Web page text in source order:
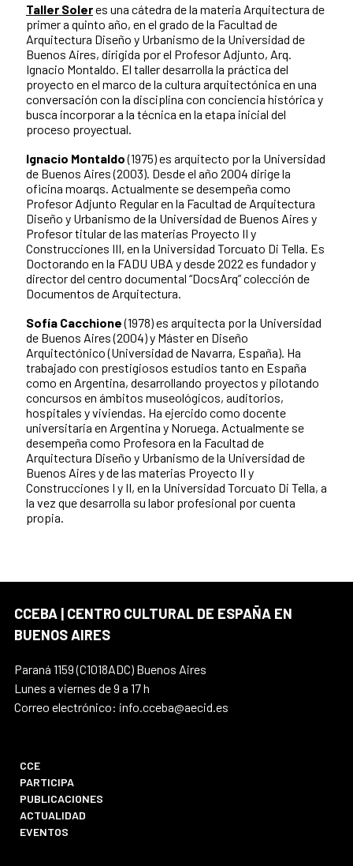
Taller Soleres una cátedra de la materia Arquitectura de
primer a quinto año, en el grado de la Facultad de
Arquitectura Diseño y Urbanismo de la Universidad de
Buenos Aires, dirigida por el Profesor Adjunto, Arq.
Ignacio Montaldo. El taller desarrolla la práctica del
proyecto en el marco de la cultura arquitectónica en una
conversación con la disciplina con conciencia histórica y
busca incorporar a la técnica en la etapa inicial del
proceso proyectual.
Ignacio Montaldo(1975) es arquitecto por la Universidad
de Buenos Aires (2003). Desde el año 2004 dirige la
oficina moarqs. Actualmente se desempeña como
Profesor Adjunto Regular en la Facultad de Arquitectura
Diseño y Urbanismo de la Universidad de Buenos Aires y
Profesor titular de las materias Proyecto II y
Construcciones III, en la Universidad Torcuato Di Tella. Es
Doctorando en la FADU UBA y desde 2022 es fundador y
director del centro documental “DocsArq” colección de
Documentos de Arquitectura.
Sofía Cacchione(1978) es arquitecta por la Universidad
de Buenos Aires (2004) y Máster en Diseño
Arquitectónico (Universidad de Navarra, España). Ha
trabajado con prestigiosos estudios tanto en España
como en Argentina, desarrollando proyectos y pilotando
concursos en ámbitos museológicos, auditorios,
hospitales y viviendas. Ha ejercido como docente
universitaria en Argentina y Noruega. Actualmente se
desempeña como Profesora en la Facultad de
Arquitectura Diseño y Urbanismo de la Universidad de
Buenos Aires y de las materias Proyecto II y
Construcciones I y II, en la Universidad Torcuato Di Tella, a
la vez que desarrolla su labor profesional por cuenta
propia.
CCEBA | CENTRO CULTURAL DE ESPAÑA EN
BUENOS AIRES
Paraná 1159 (C1018ADC) Buenos Aires
Lunes a viernes de 9 a 17 h
Correo electrónico: info.cceba@aecid.es
CCE
PARTICIPA
PUBLICACIONES
ACTUALIDAD
EVENTOS